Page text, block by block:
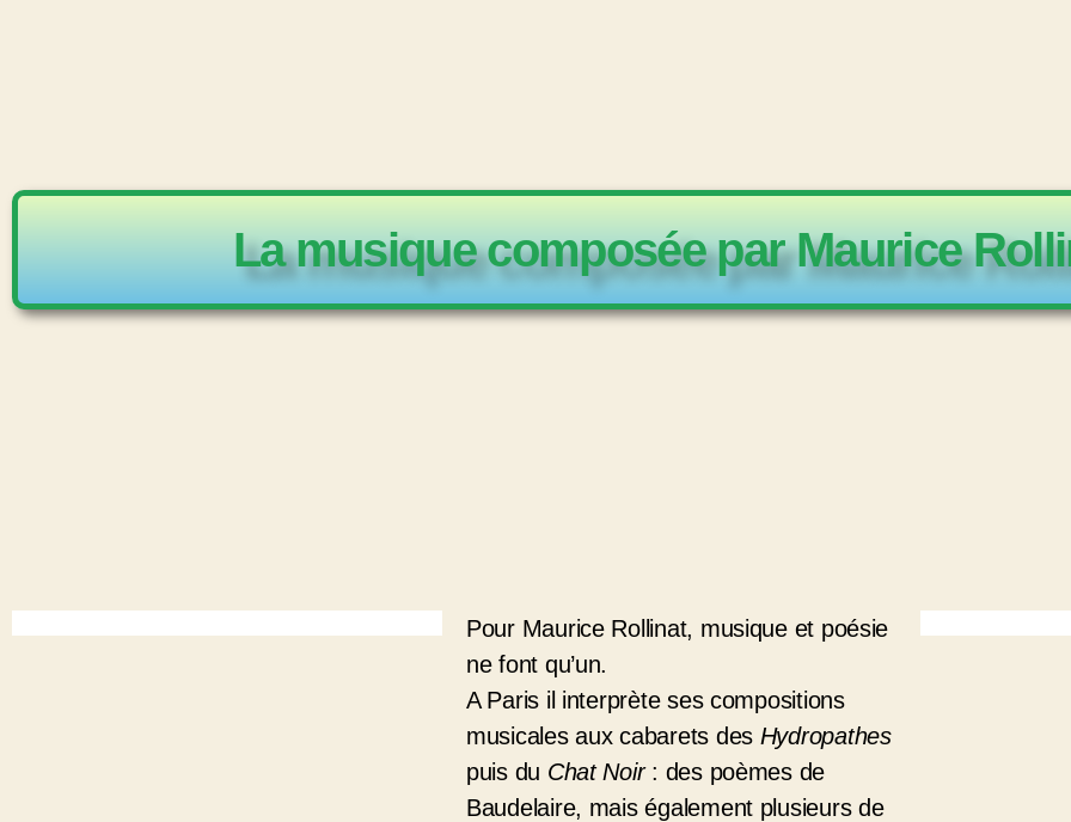
La musique composée par Maurice
Pour Maurice Rollinat, musique et poésie
ne font qu’un.
A Paris il interprète ses compositions
musicales aux cabarets des Hydropathes
puis du Chat Noir: des poèmes de
Baudelaire, mais également plusieurs de